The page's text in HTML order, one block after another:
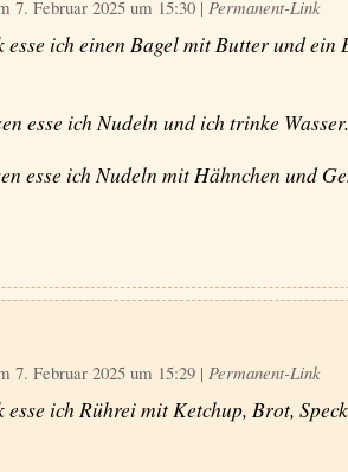
7. Februar 2025 um 15:30 | Permanent-Link
esse ich einen Bagel mit Butter und ein
esse ich Nudeln und ich trinke Wasser.
esse ich Nudeln mit Hähnchen und
7. Februar 2025 um 15:29 | Permanent-Link
esse ich Rührei mit Ketchup, Brot,